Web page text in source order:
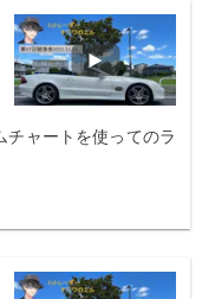
ャートを使ってのラ